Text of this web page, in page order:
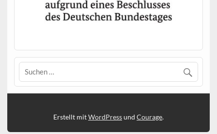
Erstellt mitWordPressund Courage.